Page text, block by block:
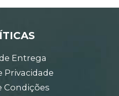
Entrega
Privacidade
Condições